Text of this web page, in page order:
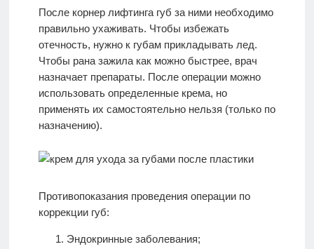
После корнер лифтинга губ за ними необходимо
правильно ухаживать. Чтобы избежать
отечность, нужно к губам прикладывать лед.
Чтобы рана зажила как можно быстрее, врач
назначает препараты. После операции можно
использовать определенные крема, но
применять их самостоятельно нельзя (только по
назначению).
Противопоказания проведения операции по
коррекции губ:
Эндокринные заболевания;